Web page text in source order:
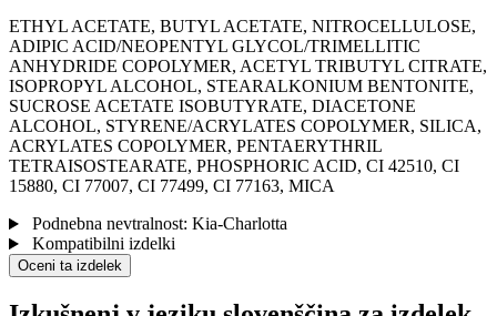
ETHYL ACETATE, BUTYL ACETATE, NITROCELLULOSE,
ADIPIC ACID/NEOPENTYL GLYCOL/TRIMELLITIC
ANHYDRIDE COPOLYMER, ACETYL TRIBUTYL CITRATE,
ISOPROPYL ALCOHOL, STEARALKONIUM BENTONITE,
SUCROSE ACETATE ISOBUTYRATE, DIACETONE
ALCOHOL, STYRENE/ACRYLATES COPOLYMER, SILICA,
ACRYLATES COPOLYMER, PENTAERYTHRIL
TETRAISOSTEARATE, PHOSPHORIC ACID, CI 42510, CI
15880, CI 77007, CI 77499, CI 77163, MICA
Podnebna nevtralnost: Kia-Charlotta
Kompatibilni izdelki
Oceni ta izdelek